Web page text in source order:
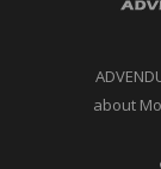
about